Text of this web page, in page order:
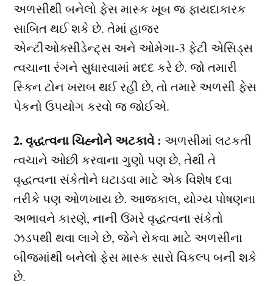
અળસીથી બનેલો ફેસ માસ્ક ખૂબ જ ફાયદાકારક
સાબિત થઈ શકે છે. તેમાં હાજર
એન્ટીઓક્સીડેન્ટ્સ અને ઓમેગા-3 ફેટી એસિડ્સ
ત્વચાના રંગને સુધારવામાં મદદ કરે છે. જો તમારી
સ્કિન ટોન ખરાબ થઈ રહી છે, તો તમારે અળસી ફેસ
પેકનો ઉપયોગ કરવો જ જોઈએ.
2. વૃદ્ધત્વના ચિહ્નોને અટકાવે : અળસીમાં લટકતી
ત્વચાને ઓછી કરવાના ગુણો પણ છે, તેથી તે
વૃદ્ધત્વના સંકેતોને ઘટાડવા માટે એક વિશેષ દવા
તરીકે પણ ઓળખાય છે. આજકાલ, યોગ્ય પોષણના
અભાવને કારણે, નાની ઉંમરે વૃદ્ધત્વના સંકેતો
ઝડપથી થવા લાગે છે, જેને રોકવા માટે અળસીના
બીજમાંથી બનેલો ફેસ માસ્ક સારો વિકલ્પ બની શકે
છે.